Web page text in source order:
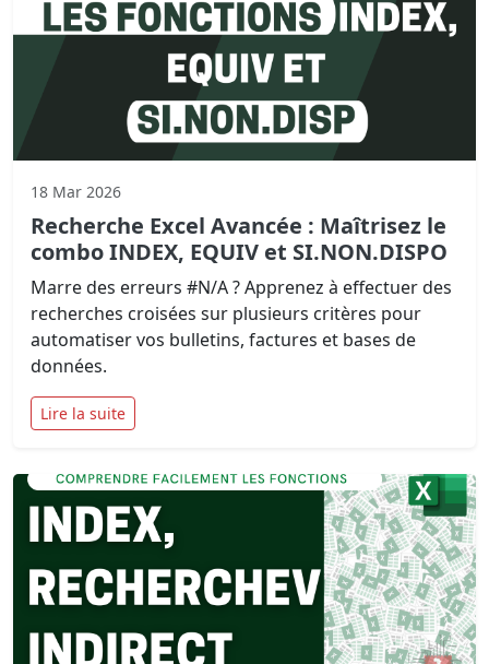
18 Mar 2026
Recherche Excel Avancée : Maîtrisez le
combo INDEX, EQUIV et SI.NON.DISPO
Marre des erreurs #N/A ? Apprenez à effectuer des
recherches croisées sur plusieurs critères pour
automatiser vos bulletins, factures et bases de
données.
Lire la suite